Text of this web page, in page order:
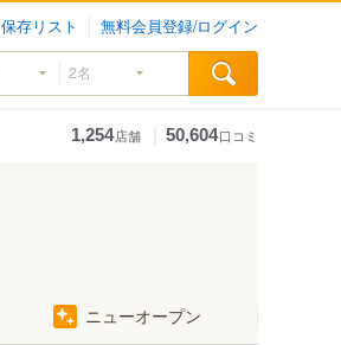
保存リスト 無料会員登録/ログイン
1,254店舗 50,604口コミ
ニューオープン